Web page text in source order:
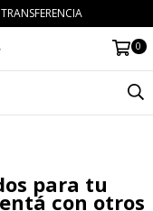
0
para tu
con otros